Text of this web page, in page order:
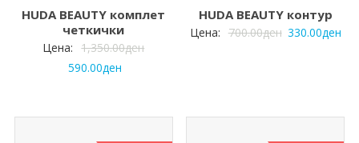
HUDA BEAUTY комплет
четкички
Цена: 1,350.00ден
590.00ден
HUDA BEAUTY контур
Цена: 700.00ден 330.00ден